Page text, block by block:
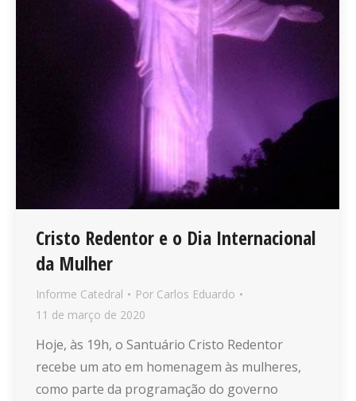
Cristo Redentor e o Dia Internacional
da Mulher
Informe Catedral Por Carlos Eduardo
11 de março de 2020
Hoje, às 19h, o Santuário Cristo Redentor
recebe um ato em homenagem às mulheres,
como parte da programação do governo